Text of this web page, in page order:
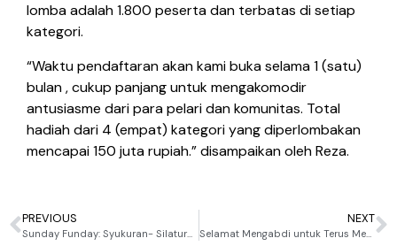
lomba adalah 1.800 peserta dan terbatas di setiap
kategori.
“Waktu pendaftaran akan kami buka selama 1 (satu)
bulan , cukup panjang untuk mengakomodir
antusiasme dari para pelari dan komunitas. Total
hadiah dari 4 (empat) kategori yang diperlombakan
mencapai 150 juta rupiah.” disampaikan oleh Reza.
PREVIOUS
Sunday Funday: Syukuran- Silaturahmi – Networking – Dukungan
NEXT
Selamat Mengabdi untuk Terus Menjadi Penggerak Inovasi Ekonomi Indonesia